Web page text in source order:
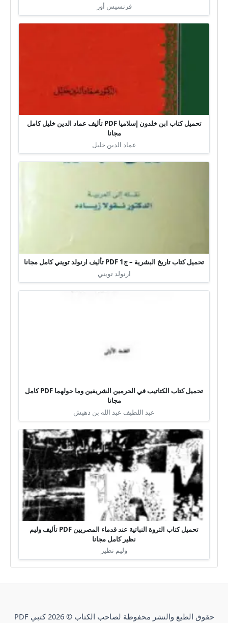
فرنسيس أور
تحميل كتاب ابن خلدون إسلاميا PDF تأليف عماد الدين خليل كامل
مجانا
عماد الدين خليل
تحميل كتاب تاريخ البشرية – ج1 PDF تأليف ارنولد تويني كامل مجانا
ارنولد تويني
تحميل كتاب الكتاتيب في الحرمين الشريفين وما حولهما PDF كامل
مجانا
عبد اللطيف عبد الله بن دهيش
تحميل كتاب الثروة النباتية عند قدماء المصريين PDF تأليف وليم
نظير كامل مجانا
وليم نظير
حقوق الطبع والنشر محفوظة لصاحب الكتاب © 2026 كتبي PDF